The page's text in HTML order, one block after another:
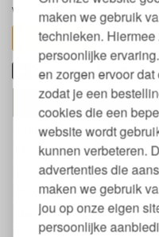
maken we gebruik
technieken.
persoonlijke
en zorgen ervoor
zodat je een
cookies die een
website wordt
kunnen verbeteren.
advertenties die
maken we gebruik
jou op onze eigen
persoonlijke
wasbaar.
toon alles
Overzicht
Slaaphouding
Ligeigenschap
Zones
Gewicht
Matraskern